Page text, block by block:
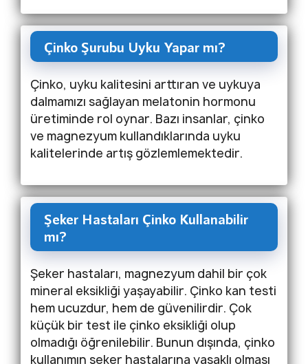
Çinko Şurubu Uyku Yapar mı?
Çinko, uyku kalitesini arttıran ve uykuya
dalmamızı sağlayan melatonin hormonu
üretiminde rol oynar. Bazı insanlar, çinko
ve magnezyum kullandıklarında uyku
kalitelerinde artış gözlemlemektedir.
Şeker Hastaları Çinko Kullanabilir
mı?
Şeker hastaları, magnezyum dahil bir çok
mineral eksikliği yaşayabilir. Çinko kan testi
hem ucuzdur, hem de güvenilirdir. Çok
küçük bir test ile çinko eksikliği olup
olmadığı öğrenilebilir. Bunun dışında, çinko
kullanımın şeker hastalarına yasaklı olması